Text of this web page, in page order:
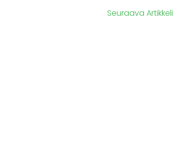
Seuraava Artikkeli